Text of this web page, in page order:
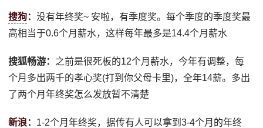
搜狗：没有年终奖~ 安啦，有季度奖。每个季度的季度奖最
高相当于0.6个月薪水，这样每年最多是14.4个月薪水
搜狐畅游： 之前是很死板的12个月薪水，今年有调整，每
个月多出两千的孝心奖(打到你父母卡里)，全年14薪。多出
了两个月年终奖怎么发放暂不清楚
新浪 ： 1-2个月年终奖，据传有人可以拿到3-4个月的年终